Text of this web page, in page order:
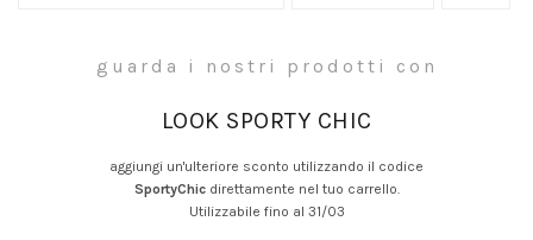
guarda i nostri prodotti con
LOOK SPORTY CHIC
aggiungi un'ulteriore sconto utilizzando il codice
SportyChicdirettamente nel tuo carrello.
Utilizzabile fino al 31/03